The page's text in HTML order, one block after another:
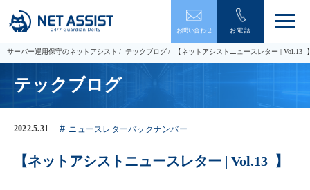
お問い合わせ お電話
メ
ュ
ー
サーバー運用保守のネットアシスト テックブログ 【ネットアシストニュースレター | Vol.13
テックブログ
2022.5.31 ニュースレターバックナンバー
【ネットアシストニュースレター | Vol.13 】